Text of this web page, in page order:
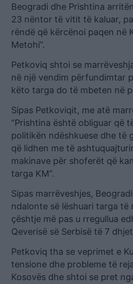
Beogradi dhe Prishtina
23 nëntor të vitit të kaluar,
rëndë që kërcënoi paqen në
Metohi”.
Petkoviq shtoi se
në një vendim përfundimtar
këto targa do të mbeten në
Sipas Petkoviqit, me atë
“Prishtina është obliguar që
politikën ndëshkuese dhe të
që lidhen me të
makinave për shoferët që
targa KM”.
Sipas marrëveshjes,
ndalonte së lëshuari targa të
çështje më pas u rregullua
Qeverisë së Serbisë të 7
Petkoviq tha se veprimet e
tensione dhe probleme të
Kosovës dhe shtoi se pret